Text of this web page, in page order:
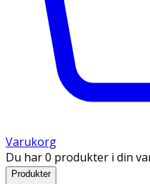
Varukorg
Du har 0 produkter i din
Produkter